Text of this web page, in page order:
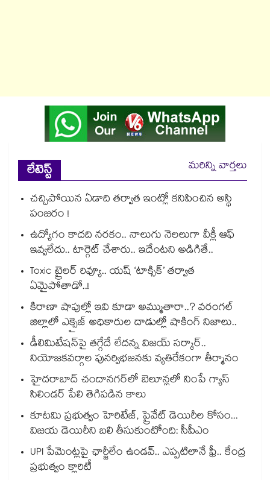
లేటెస్ట్
మరిన్ని వార్తలు
చచ్చిపోయిన ఏడాది తర్వాత ఇంట్లో కనిపించిన అస్థి
పంజరం !
ఉద్యోగం కాదది నరకం.. నాలుగు నెలలుగా వీక్లీ ఆఫ్
ఇవ్వలేదు.. టార్గెట్ చేశారు.. ఇదేంటని అడిగితే..
Toxic ట్రైలర్ రివ్యూ.. యష్ ‘టాక్సిక్’ తర్వాత
ఏమైపోతాడో..!
కిరాణా షాపుల్లో ఇవి కూడా అమ్ముతారా..? వరంగల్
జిల్లాలో ఎక్సైజ్ అధికారుల దాడుల్లో షాకింగ్ నిజాలు..
డీలిమిటేషన్‎పై తగ్గేదే లేదన్న విజయ్ సర్కార్..
నియోజకవర్గాల పునర్విభజనకు వ్యతిరేకంగా తీర్మానం
హైదరాబాద్⁪ చందానగర్⁫లో బెలూన్లలో నింపే గ్యాస్
సిలిండర్ పేలి తెగిపడిన కాలు
కూటమి ప్రభుత్వం హెరిటేజ్, ప్రైవేట్ డెయిరీల కోసం...
విజయ డెయిరీని బలి తీసుకుంటోంది: సీపీఎం
UPI పేమెంట్లపై ఛార్జీలేం ఉండవ్.. ఎప్పటిలానే ఫ్రీ.. కేంద్ర
ప్రభుత్వం క్లారిటీ